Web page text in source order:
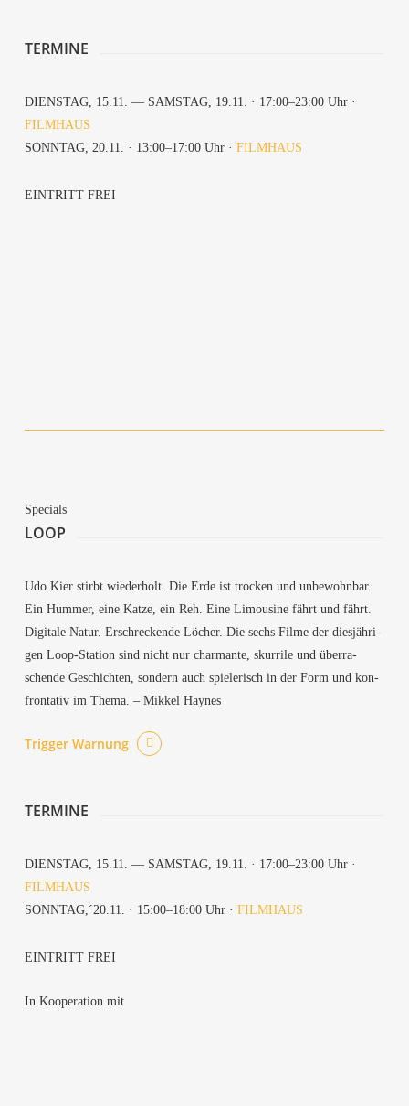
TER­MI­NE
DIENS­TAG, 15.11. — SAMS­TAG, 19.11. · 17:00–23:00 Uhr ·
FILM­HAUS
SONN­TAG, 20.11. · 13:00–17:00 Uhr · FILM­HAUS
EIN­TRITT FREI
Spe­cials
LOOP
Udo Kier stirbt wie­der­holt. Die Erde ist tro­cken und unbe­wohn­bar.
Ein Hum­mer, eine Kat­ze, ein Reh. Eine Limou­si­ne fährt und fährt.
Digi­ta­le Natur. Erschre­cken­de Löcher. Die sechs Fil­me der dies­jäh­ri­
gen Loop-Sta­ti­on sind nicht nur char­man­te, skur­ri­le und über­ra­
schen­de Geschich­ten, son­dern auch spie­le­risch in der Form und kon­
fron­ta­tiv im The­ma. – Mik­kel Haynes
Trig­ger Warnung
TER­MI­NE
DIENS­TAG, 15.11. — SAMS­TAG, 19.11. · 17:00–23:00 Uhr ·
FILM­HAUS
SONNTAG,´20.11. · 15:00–18:00 Uhr · FILM­HAUS
EIN­TRITT FREI
In Koope­ra­ti­on mit